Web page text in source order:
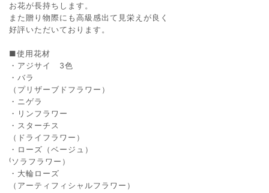
お花が長持ちします。
また贈り物際にも高級感出て見栄えが良く
好評いただいております。
■使用花材
・アジサイ 3色
・バラ
（プリザーブドフラワー）
・ニゲラ
・リンフラワー
・スターチス
（ドライフラワー）
・ローズ（ベージュ）
⁽ソラフラワー）
・大輪ローズ
（アーティフィシャルフラワー）